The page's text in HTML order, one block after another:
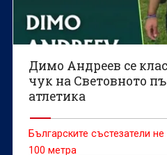
Димо Андреев се
чук на Световното
атлетика
Българските състезатели
100 метра